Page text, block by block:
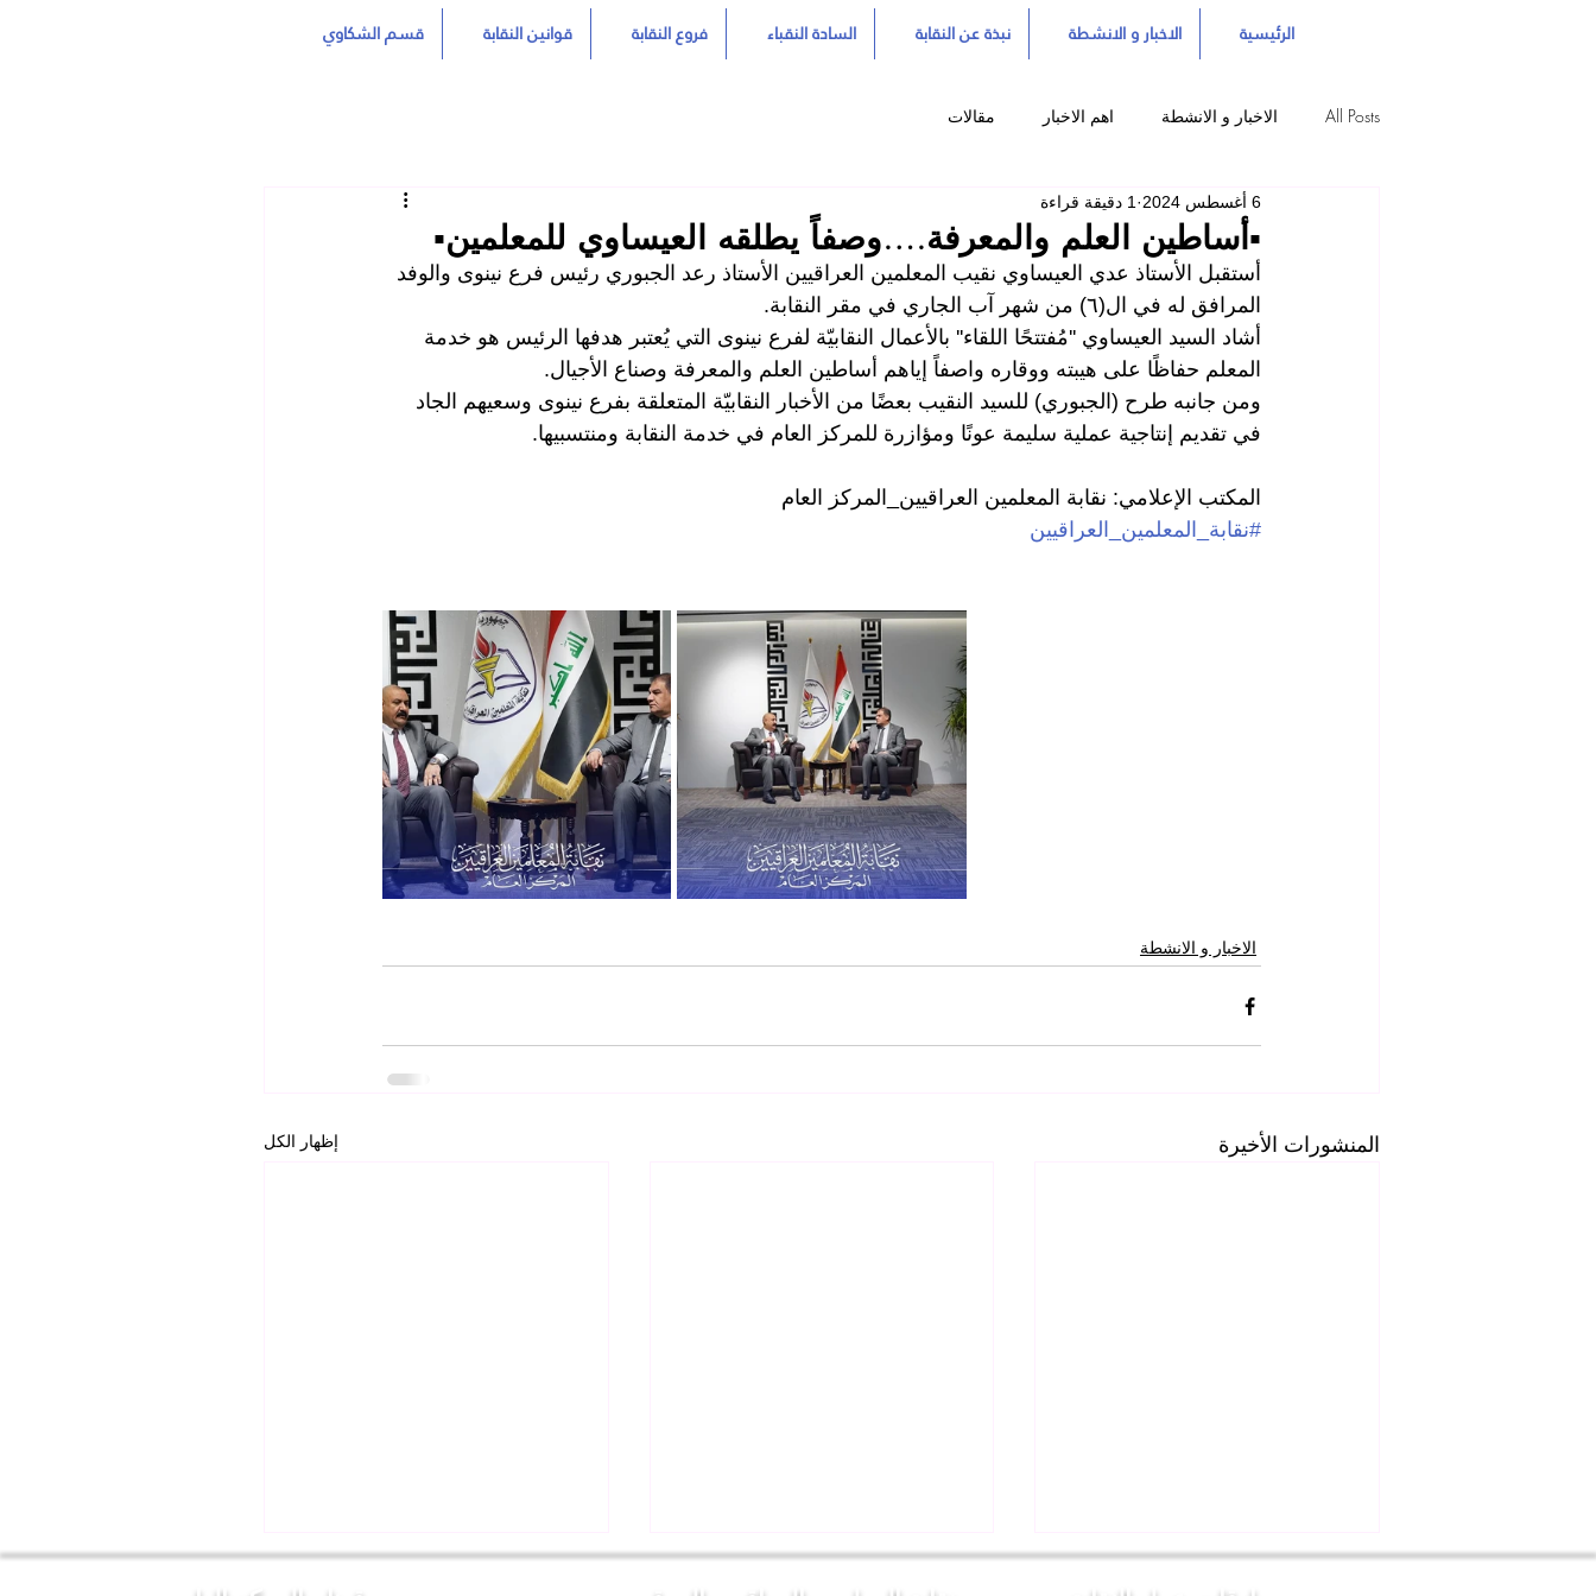
قسم الشكاوي قوانين النقابة فروع النقابة السادة النقباء نبذة عن النقابة الاخبار و الانشطة الرئيسية
All Posts الاخبار و الانشطة اهم الاخبار مقالات
▪️أساطين العلم والمعرفة….وصفاً يطلقه العيساوي للمعلمين▪️
6 أغسطس 2024 1 دقيقة قراءة
أستقبل الأستاذ عدي العيساوي نقيب المعلمين العراقيين الأستاذ رعد الجبوري رئيس فرع نينوى والوفد
المرافق له في ال(٦) من شهر آب الجاري في مقر النقابة.
أشاد السيد العيساوي ''مُفتتحًا اللقاء'' بالأعمال النقابيّة لفرع نينوى التي يُعتبر هدفها الرئيس هو خدمة
المعلم حفاظًا على هيبته ووقاره واصفاً إياهم أساطين العلم والمعرفة وصناع الأجيال.
ومن جانبه طرح (الجبوري) للسيد النقيب بعضًا من الأخبار النقابيّة المتعلقة بفرع نينوى وسعيهم الجاد
في تقديم إنتاجية عملية سليمة عونًا ومؤازرة للمركز العام في خدمة النقابة ومنتسبيها.
المكتب الإعلامي: نقابة المعلمين العراقيين_المركز العام
#نقابة_المعلمين_العراقيين
الاخبار و الانشطة
المنشورات الأخيرة إظهار الكل